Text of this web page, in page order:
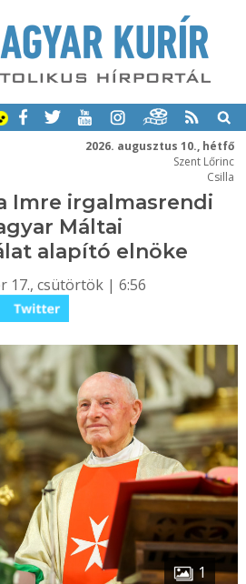
2026. augusztus 10., hétfő
Szent Lőrinc
Csilla
Imre irgalmasrendi
Máltai
alapító elnöke
17., csütörtök | 6:56
1